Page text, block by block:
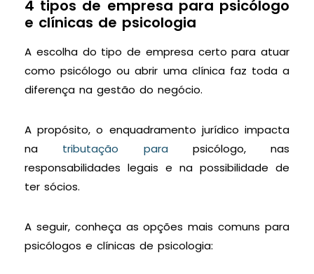
4 tipos de empresa para psicólogo
e clínicas de psicologia
A escolha do tipo de empresa certo para atuar
como psicólogo ou abrir uma clínica faz toda a
diferença na gestão do negócio.
A propósito, o enquadramento jurídico impacta
na tributação para psicólogo, nas
responsabilidades legais e na possibilidade de
ter sócios.
A seguir, conheça as opções mais comuns para
psicólogos e clínicas de psicologia: